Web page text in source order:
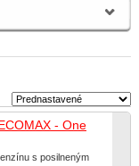
- One
s posilneným